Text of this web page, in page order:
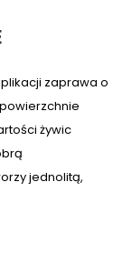
zaprawa o
żywic
jednolitą,